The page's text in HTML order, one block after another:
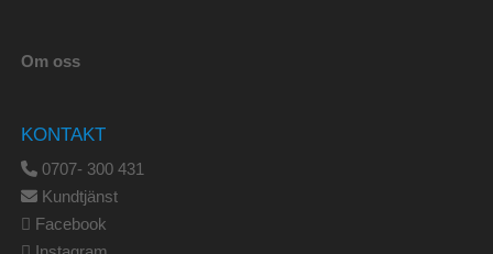
Om oss
KONTAKT
0707- 300 431
Kundtjänst
Facebook